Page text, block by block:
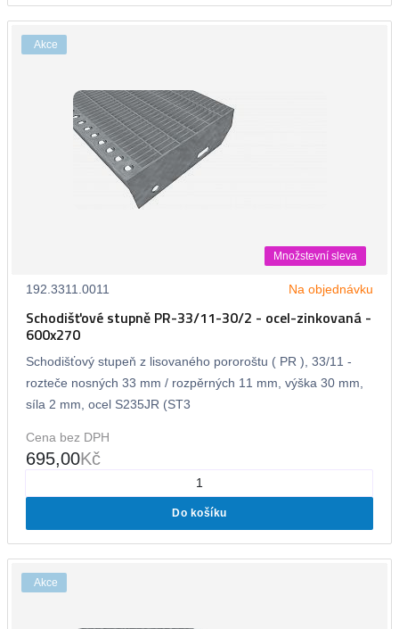
Akce
Množstevní sleva
192.3311.0011 Na objednávku
Schodišťové stupně PR-33/11-30/2 - ocel-zinkovaná -
600x270
Schodišťový stupeň z lisovaného pororoštu ( PR ), 33/11 -
rozteče nosných 33 mm / rozpěrných 11 mm, výška 30 mm,
síla 2 mm, ocel S235JR (ST3
Cena bez DPH
695,00Kč
Do košíku
Akce